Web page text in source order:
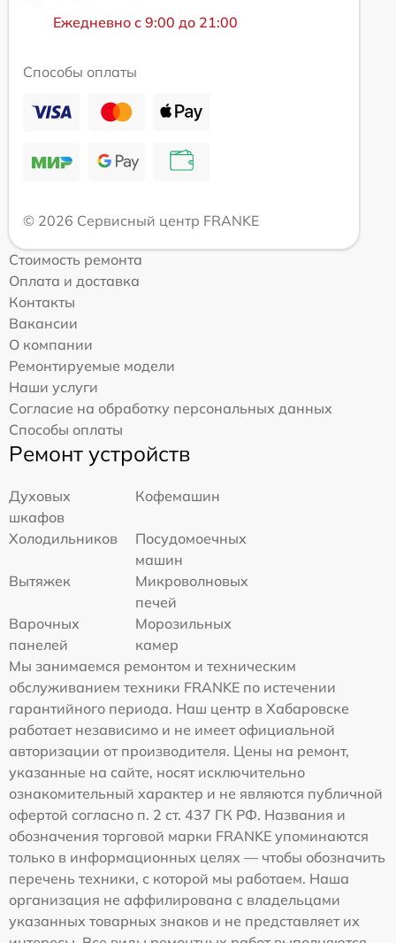
Ежедневно с 9:00 до 21:00
Способы оплаты
© 2026 Сервисный центр FRANKE
Стоимость ремонта
Оплата и доставка
Контакты
Вакансии
О компании
Ремонтируемые модели
Наши услуги
Согласие на обработку персональных данных
Способы оплаты
Ремонт устройств
Духовых
шкафов
Кофемашин
Холодильников
Посудомоечных
машин
Вытяжек
Микроволновых
печей
Варочных
панелей
Морозильных
камер
Мы занимаемся ремонтом и техническим
обслуживанием техники FRANKE по истечении
гарантийного периода. Наш центр в Хабаровске
работает независимо и не имеет официальной
авторизации от производителя. Цены на ремонт,
указанные на сайте, носят исключительно
ознакомительный характер и не являются публичной
офертой согласно п. 2 ст. 437 ГК РФ. Названия и
обозначения торговой марки FRANKE упоминаются
только в информационных целях — чтобы обозначить
перечень техники, с которой мы работаем. Наша
организация не аффилирована с владельцами
указанных товарных знаков и не представляет их